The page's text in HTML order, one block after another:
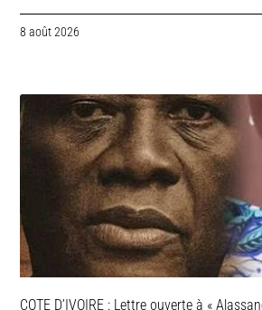
8 août 2026
COTE D’IVOIRE : Lettre ouverte à «